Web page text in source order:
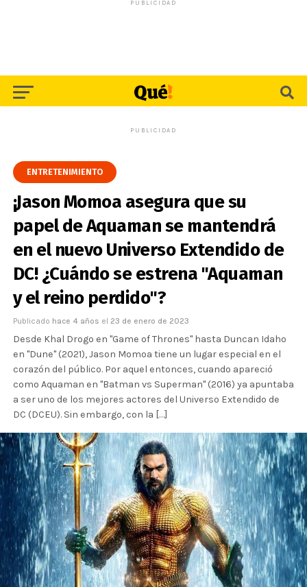
PUBLICIDAD
PUBLICIDAD
ENTRETENIMIENTO
¡Jason Momoa asegura que su
papel de Aquaman se mantendrá
en el nuevo Universo Extendido de
DC! ¿Cuándo se estrena "Aquaman
y el reino perdido"?
Publicado hace 4 años el 23 de enero de 2023
Desde Khal Drogo en "Game of Thrones" hasta Duncan Idaho
en "Dune" (2021), Jason Momoa tiene un lugar especial en el
corazón del público. Por aquel entonces, cuando apareció
como Aquaman en "Batman vs Superman" (2016) ya apuntaba
a ser uno de los mejores actores del Universo Extendido de
DC (DCEU). Sin embargo, con la […]